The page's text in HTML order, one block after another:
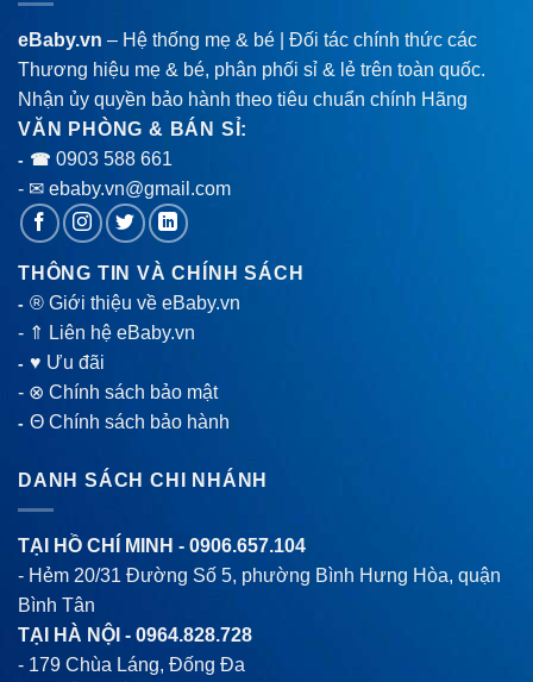
eBaby.vn – Hệ thống mẹ & bé | Đối tác chính thức các
Thương hiệu mẹ & bé, phân phối sỉ & lẻ trên toàn quốc.
Nhận ủy quyền bảo hành theo tiêu chuẩn chính Hãng
VĂN PHÒNG & BÁN SỈ:
- ☎ 0903 588 661
- ✉ ebaby.vn@gmail.com
THÔNG TIN VÀ CHÍNH SÁCH
-® Giới thiệu về eBaby.vn
- ⇑ Liên hệ eBaby.vn
-♥ Ưu đãi
- ⊗ Chính sách bảo mật
-Θ Chính sách bảo hành
DANH SÁCH CHI NHÁNH
TẠI HỒ CHÍ MINH - 0906.657.104
- Hẻm 20/31 Đường Số 5, phường Bình Hưng Hòa, quận
Bình Tân
TẠI HÀ NỘI - 0964.828.728
- 179 Chùa Láng, Đống Đa